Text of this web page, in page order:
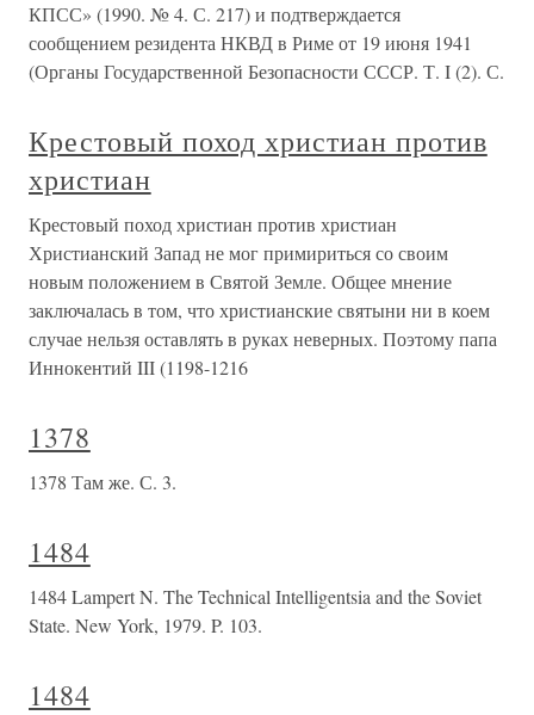
КПСС» (1990. № 4. С. 217) и подтверждается
сообщением резидента НКВД в Риме от 19 июня 1941
(Органы Государственной Безопасности СССР. Т. I (2). С.
Крестовый поход христиан против
христиан
Крестовый поход христиан против христиан
Христианский Запад не мог примириться со своим
новым положением в Святой Земле. Общее мнение
заключалась в том, что христианские святыни ни в коем
случае нельзя оставлять в руках неверных. Поэтому папа
Иннокентий III (1198-1216
1378
1378 Там же. С. 3.
1484
1484 Lampert N. The Technical Intelligentsia and the Soviet
State. New York, 1979. P. 103.
1484